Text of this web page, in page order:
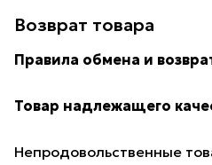
Возврат товара
Правила обмена и
Товар надлежащего
Непродовольственные